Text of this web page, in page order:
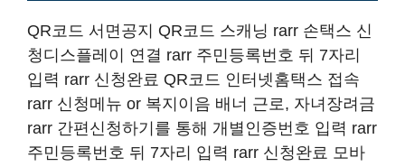
QR코드 서면공지 QR코드 스캐닝 rarr 손택스 신
청디스플레이 연결 rarr 주민등록번호 뒤 7자리
입력 rarr 신청완료 QR코드 인터넷홈택스 접속
rarr 신청메뉴 or 복지이음 배너 근로, 자녀장려금
rarr 간편신청하기를 통해 개별인증번호 입력 rarr
주민등록번호 뒤 7자리 입력 rarr 신청완료 모바